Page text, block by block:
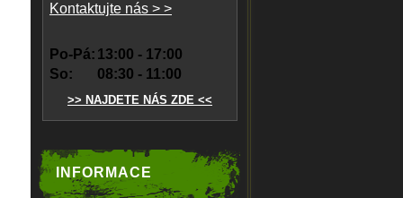
Kontaktujte nás > >
Po-Pá: 13:00 - 17:00
So:
08:30 - 11:00
>> NAJDETE NÁS ZDE <<
INFORMACE